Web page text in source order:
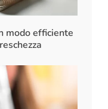
modo efficiente